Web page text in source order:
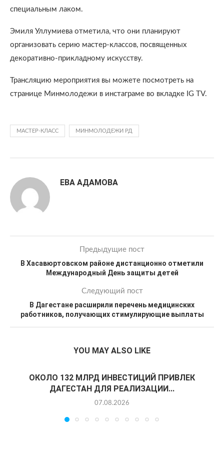
специальным лаком.
Эмиля Уллумиева отметила, что они планируют
организовать серию мастер-классов, посвященных
декоративно-прикладному искусству.
Трансляцию мероприятия вы можете посмотреть на
странице Минмолодежи в инстаграме во вкладке IG TV.
МАСТЕР-КЛАСС МИНМОЛОДЕЖИ РД
ЕВА АДАМОВА
Предыдущие пост
В Хасавюртовском районе дистанционно отметили
Международный День защиты детей
Следующий пост
В Дагестане расширили перечень медицинских
работников, получающих стимулирующие выплаты
YOU MAY ALSO LIKE
ОКОЛО 132 МЛРД ИНВЕСТИЦИЙ ПРИВЛЕК
ДАГЕСТАН ДЛЯ РЕАЛИЗАЦИИ...
07.08.2026